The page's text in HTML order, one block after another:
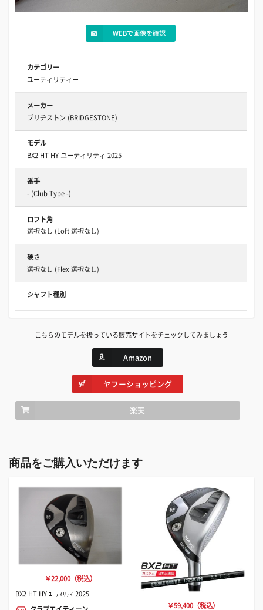
WEBで画像を確認
カテゴリー
ユーティリティー
メーカー
ブリヂストン (BRIDGESTONE)
モデル
BX2 HT HY ユーティリティ 2025
番手
- (Club Type -)
ロフト角
選択なし (Loft 選択なし)
硬さ
選択なし (Flex 選択なし)
シャフト種別
こちらのモデルを扱っている販売サイトをチェックしてみましょう
Amazon
ヤフーショッピング
楽天
商品をご購入いただけます
￥22,000（税込）
BX2 HT HY ﾕｰﾃｨﾘﾃｨ 2025
￥59,400（税込）